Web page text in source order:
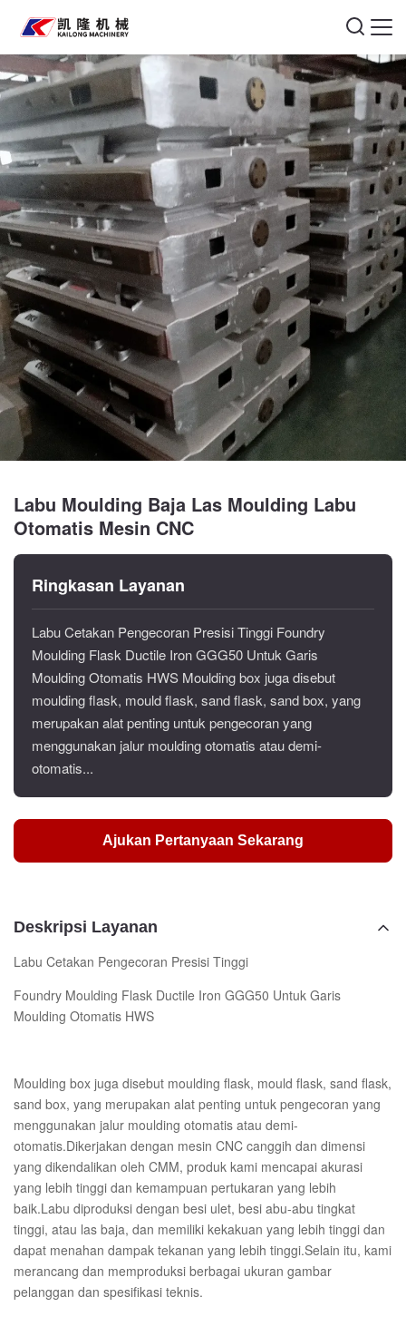
Labu Moulding Baja Las Moulding Labu
Otomatis Mesin CNC
Ringkasan Layanan
Labu Cetakan Pengecoran Presisi Tinggi Foundry
Moulding Flask Ductile Iron GGG50 Untuk Garis
Moulding Otomatis HWS Moulding box juga disebut
moulding flask, mould flask, sand flask, sand box, yang
merupakan alat penting untuk pengecoran yang
menggunakan jalur moulding otomatis atau demi-
otomatis...
Ajukan Pertanyaan Sekarang
Deskripsi Layanan
Labu Cetakan Pengecoran Presisi Tinggi
Foundry Moulding Flask Ductile Iron GGG50 Untuk Garis
Moulding Otomatis HWS
Moulding box juga disebut moulding flask, mould flask, sand flask,
sand box, yang merupakan alat penting untuk pengecoran yang
menggunakan jalur moulding otomatis atau demi-
otomatis.Dikerjakan dengan mesin CNC canggih dan dimensi
yang dikendalikan oleh CMM, produk kami mencapai akurasi
yang lebih tinggi dan kemampuan pertukaran yang lebih
baik.Labu diproduksi dengan besi ulet, besi abu-abu tingkat
tinggi, atau las baja, dan memiliki kekakuan yang lebih tinggi dan
dapat menahan dampak tekanan yang lebih tinggi.Selain itu, kami
merancang dan memproduksi berbagai ukuran gambar
pelanggan dan spesifikasi teknis.